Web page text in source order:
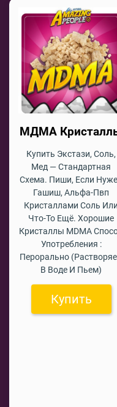
МДМА
Купить Экстази, Соль,
Мед — Стандартная
Схема. Пиши, Если
Гашиш, Альфа-Пвп
Кристаллами Соль Или
Что-То Ещё. Хорошие
Кристаллы MDMA
Употребления :
Перорально
В Воде И Пьем)
Купить